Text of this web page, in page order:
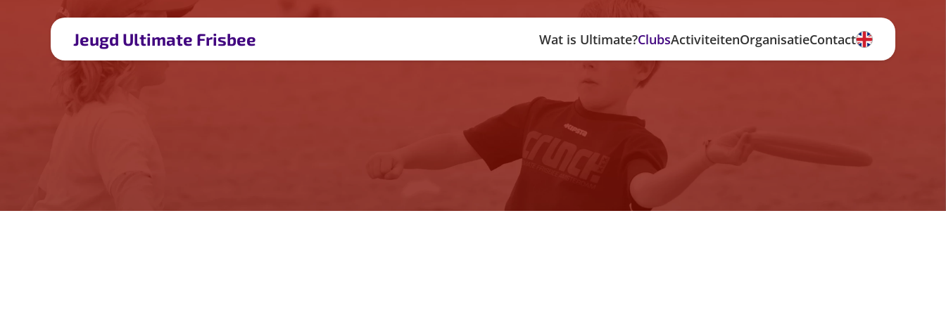
Jeugd Ultimate Frisbee Wat is Ultimate?ClubsActiviteitenOrganisatieContact